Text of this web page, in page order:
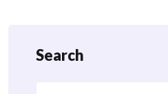
Search